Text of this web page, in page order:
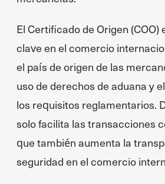
El Certificado de Origen
clave en el comercio
el país de origen de las
uso de derechos de aduana y
los requisitos reglamentarios.
solo facilita las transacciones
que también aumenta la
seguridad en el comercio